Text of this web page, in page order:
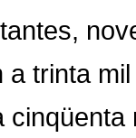
a trinta